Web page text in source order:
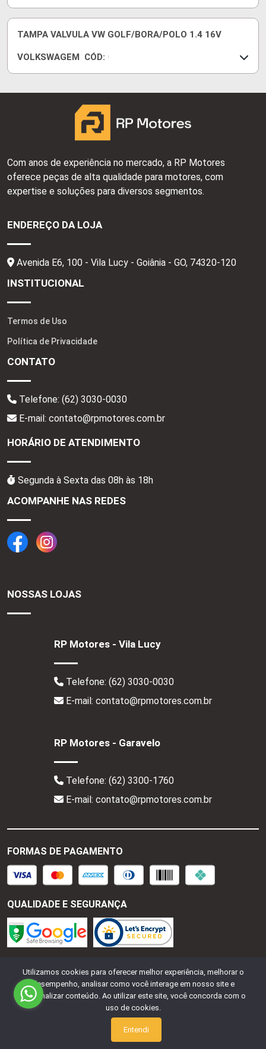
TAMPA VALVULA VW GOLF/BORA/POLO 1.4 16V
VOLKSWAGEM CÓD: 0
1
9
A
L
Com anos de experiência no mercado, a RP Motores
oferece peças de alta qualidade para motores, com
expertise e soluções para diversos segmentos.
ENDEREÇO DA LOJA
Avenida E6, 100 - Vila Lucy - Goiânia - GO, 74320-120
INSTITUCIONAL
Termos de Uso
Política de Privacidade
CONTATO
Telefone: (62) 3030-0030
E-mail: contato@rpmotores.com.br
HORÁRIO DE ATENDIMENTO
Segunda à Sexta das 08h às 18h
ACOMPANHE NAS REDES
NOSSAS LOJAS
RP Motores - Vila Lucy
Telefone: (62) 3030-0030
E-mail: contato@rpmotores.com.br
RP Motores - Garavelo
Telefone: (62) 3300-1760
E-mail: contato@rpmotores.com.br
FORMAS DE PAGAMENTO
QUALIDADE E SEGURANÇA
RP Motores - CNPJ:28.287.518/0001-77
Todos os
direitos reservados.2026
Desenvolvido Por:
Utilizamos cookies para oferecer melhor experiência, melhorar o
desempenho, analisar como você interage em nosso site e
personalizar conteúdo. Ao utilizar este site, você concorda com o
uso de cookies.
Entendi